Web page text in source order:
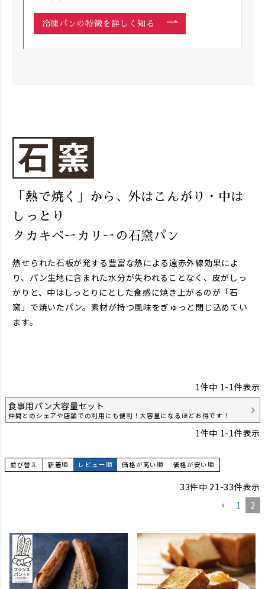
冷凍パンの特徴を詳しく知る
「熱で焼く」から、外はこんがり・中は
しっとり
タカキベーカリーの石窯パン
熱せられた石板が発する豊富な熱による遠赤外線効果によ
り、パン生地に含まれた水分が失われることなく、皮がしっ
かりと、中はしっとりにとした食感に焼き上がるのが「石
窯」で焼いたパン。素材が持つ風味をぎゅっと閉じ込めてい
ます。
1件中 1-1件表示
食事用パン大容量セット
仲間とのシェアや店舗での利用にも便利！大容量になるほどお得です！
1件中 1-1件表示
並び替え 新着順 レビュー順 価格が高い順 価格が安い順
33件中 21-33件表示
1
2